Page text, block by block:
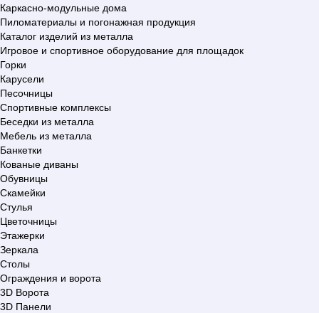
Каркасно-модульные дома
Пиломатериалы и погонажная продукция
Каталог изделий из металла
Игровое и спортивное оборудование для площадок
Горки
Карусели
Песочницы
Спортивные комплексы
Беседки из металла
Мебель из металла
Банкетки
Кованые диваны
Обувницы
Скамейки
Стулья
Цветочницы
Этажерки
Зеркала
Столы
Ограждения и ворота
3D Ворота
3D Панели